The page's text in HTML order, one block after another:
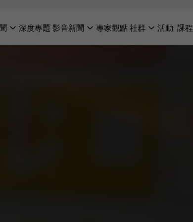
深度專題 影音新聞 專家觀點社群 活動 課程